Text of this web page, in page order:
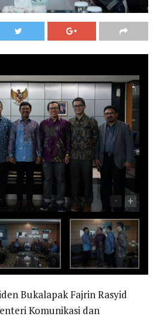
- +
Bukalapak Fajrin Rasyid
Komunikasi dan